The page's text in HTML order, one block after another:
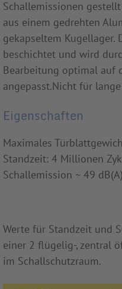
Schallemissionen
aus einem gedrehten
gekapseltem
beschichtet und wird
Bearbeitung optimal auf
angepasst.Nicht für
Eigenschaften
Maximales
Standzeit: 4 Millionen
Schallemission ~ 49 dB(A)
Werte für Standzeit und
einer 2 flügelig-, zentral
im Schallschutzraum.